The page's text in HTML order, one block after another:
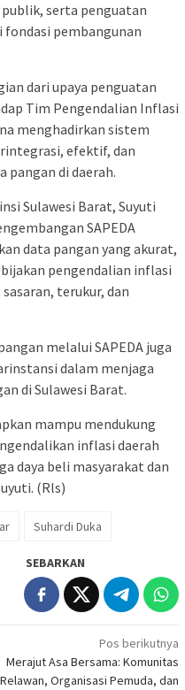
serta penguatan
fondasi pembangunan
dari upaya penguatan
Tim Pengendalian Inflasi
menghadirkan sistem
efektif, dan
pangan di daerah.
Sulawesi Barat, Suyuti
SAPEDA
data pangan yang akurat,
pengendalian inflasi
terukur, dan
melalui SAPEDA juga
dalam menjaga
di Sulawesi Barat.
mampu mendukung
inflasi daerah
daya beli masyarakat dan
(Rls)
Suhardi Duka
SEBARKAN
Pos berikutnya
Merajut Asa Bersama: Komunitas
Relawan, Organisasi Pemuda, dan